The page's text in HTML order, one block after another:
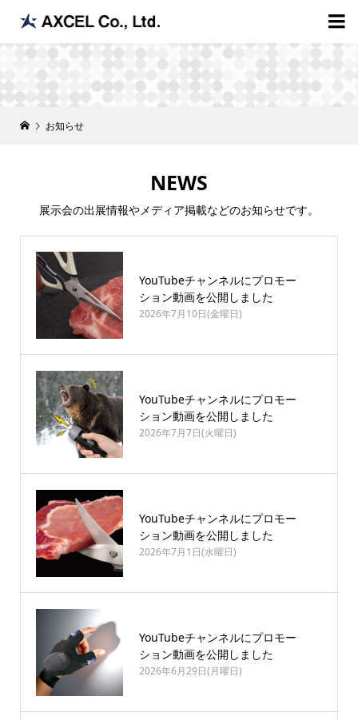

お知らせ
NEWS
展示会の出展情報やメディア掲載などのお知らせです。
YouTubeチャンネルにプロモー
ション動画を公開しました
2026年7月10日(金曜日)
YouTubeチャンネルにプロモー
ション動画を公開しました
2026年7月7日(火曜日)
YouTubeチャンネルにプロモー
ション動画を公開しました
2026年7月1日(水曜日)
YouTubeチャンネルにプロモー
ション動画を公開しました
2026年6月29日(月曜日)